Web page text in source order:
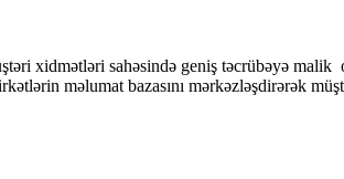
xidmətləri sahəsində geniş təcrübəyə
məlumat bazasını mərkəzləşdirərək